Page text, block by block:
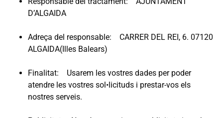
D’ALGAIDA
Adreça del responsable: CARRER DEL REI, 6. 07120
ALGAIDA(Illes Balears)
Finalitat: Usarem les vostres dades per poder
atendre les vostres sol•licituds i prestar-vos els
nostres serveis.